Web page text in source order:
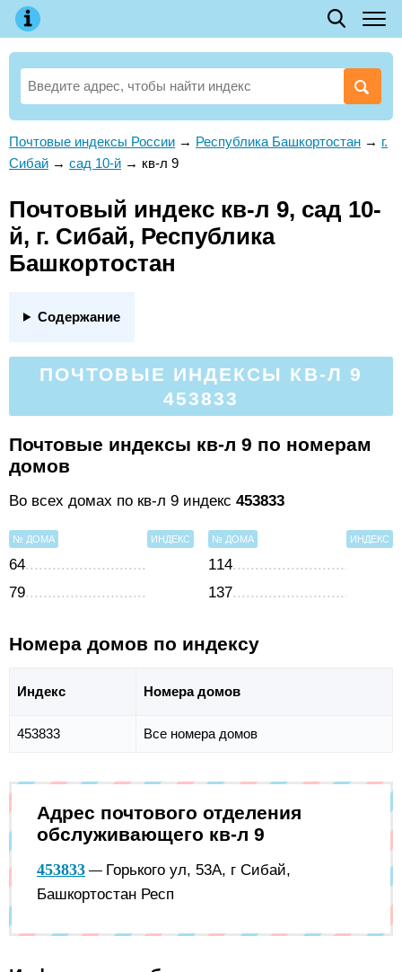
Почтовые индексы России → Республика Башкортостан → г.
Сибай → сад 10-й → кв-л 9
Почтовый индекс кв-л 9, сад 10-
й, г. Сибай, Республика
Башкортостан
Содержание
ПОЧТОВЫЕ ИНДЕКСЫ КВ-Л 9
453833
Почтовые индексы кв-л 9 по номерам
домов
Во всех домах по кв-л 9 индекс 453833
№ ДОМА ИНДЕКС
64
79
№ ДОМА ИНДЕКС
114
137
Номера домов по индексу
Индекс Номера домов
453833 Все номера домов
Адрес почтового отделения
обслуживающего кв-л 9
453833 — Горького ул, 53А, г Сибай,
Башкортостан Респ